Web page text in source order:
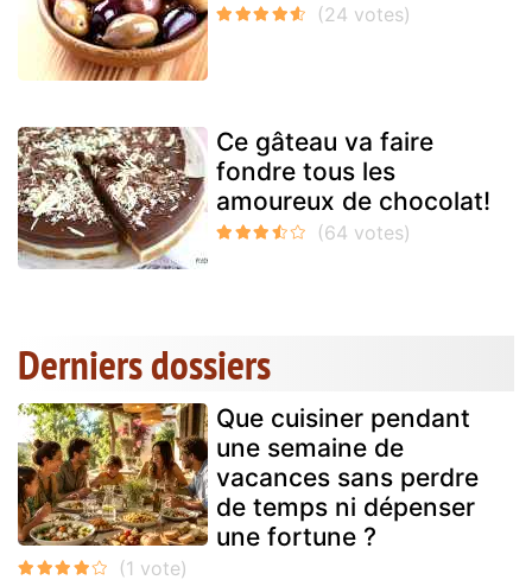
Ce gâteau va faire
fondre tous les
amoureux de chocolat!
Derniers dossiers
Que cuisiner pendant
une semaine de
vacances sans perdre
de temps ni dépenser
une fortune ?